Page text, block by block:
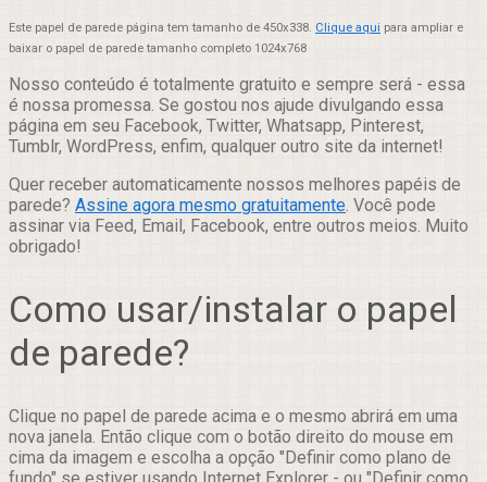
Este papel de parede página tem tamanho de 450x338. Clique aqui para ampliar e
baixar o papel de parede tamanho completo 1024x768
Nosso conteúdo é totalmente gratuito e sempre será - essa
é nossa promessa. Se gostou nos ajude divulgando essa
página em seu Facebook, Twitter, Whatsapp, Pinterest,
Tumblr, WordPress, enfim, qualquer outro site da internet!
Quer receber automaticamente nossos melhores papéis de
parede? Assine agora mesmo gratuitamente. Você pode
assinar via Feed, Email, Facebook, entre outros meios. Muito
obrigado!
Como usar/instalar o papel
de parede?
Clique no papel de parede acima e o mesmo abrirá em uma
nova janela. Então clique com o botão direito do mouse em
cima da imagem e escolha a opção "Definir como plano de
fundo" se estiver usando Internet Explorer - ou "Definir como